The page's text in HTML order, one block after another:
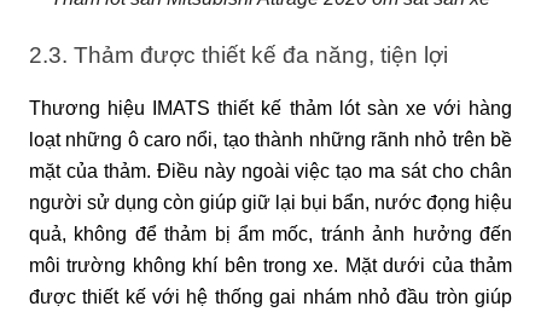
2.3. Thảm được thiết kế đa năng, tiện lợi
Thương hiệu IMATS thiết kế thảm lót sàn xe với hàng
loạt những ô caro nổi, tạo thành những rãnh nhỏ trên bề
mặt của thảm. Điều này ngoài việc tạo ma sát cho chân
người sử dụng còn giúp giữ lại bụi bẩn, nước đọng hiệu
quả, không để thảm bị ẩm mốc, tránh ảnh hưởng đến
môi trường không khí bên trong xe. Mặt dưới của thảm
được thiết kế với hệ thống gai nhám nhỏ đầu tròn giúp